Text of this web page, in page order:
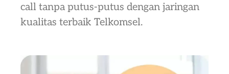
call tanpa putus-putus dengan jaringan
kualitas terbaik Telkomsel.